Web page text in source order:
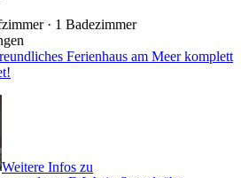
· 1 Badezimmer
Ferienhaus am Meer komplett
Weitere Infos zu